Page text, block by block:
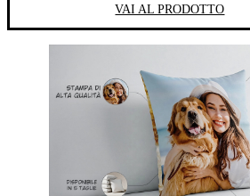
VAI AL PRODOTTO